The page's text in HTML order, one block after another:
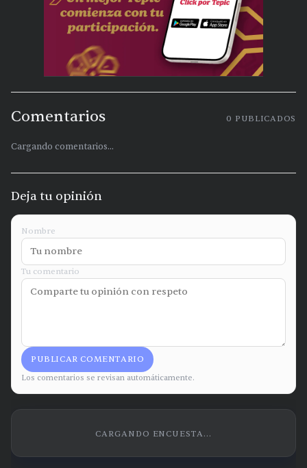
Comentarios 0 PUBLICADOS
Cargando comentarios...
Deja tu opinión
Nombre
Tu comentario
PUBLICAR COMENTARIO
Los comentarios se revisan automáticamente.
CARGANDO ENCUESTA...